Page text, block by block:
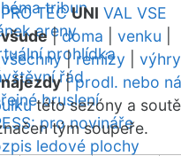
tribun
areny
prohlídka
řád
bruslení
pro novináře
ledové plochy
PRO TEC UNI VAL VSE
všude|doma venku
všechny|remízy
nájezdy|prodl. nebo
této sezóny a
tým soupeře.